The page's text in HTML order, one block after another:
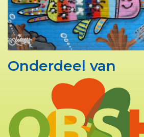
Onderdeel van